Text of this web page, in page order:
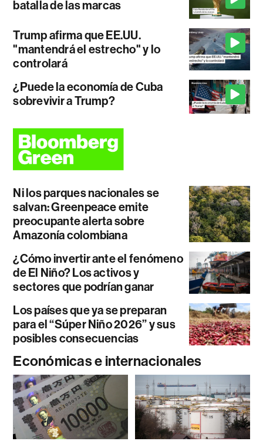
batalla de las marcas
Trump afirma que EE.UU.
"mantendrá el estrecho" y lo
controlará
¿Puede la economía de Cuba
sobrevivir a Trump?
Ni los parques nacionales se
salvan: Greenpeace emite
preocupante alerta sobre
Amazonía colombiana
¿Cómo invertir ante el fenómeno
de El Niño? Los activos y
sectores que podrían ganar
Los países que ya se preparan
para el “Súper Niño 2026” y sus
posibles consecuencias
Económicas e internacionales